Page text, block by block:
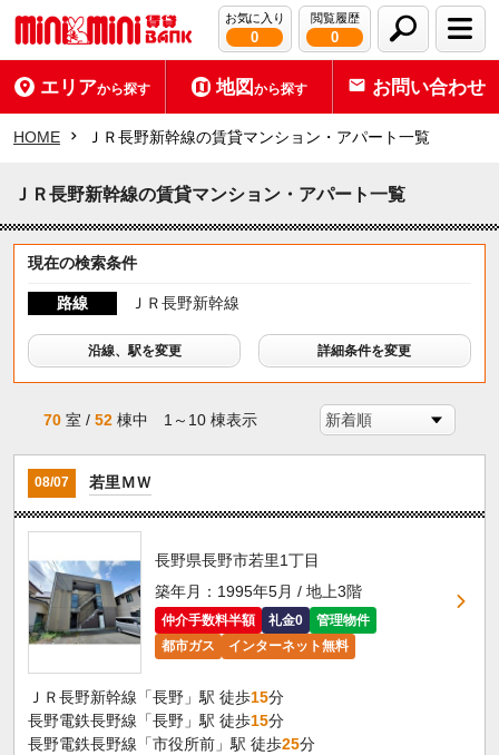
お気に入り
0
閲覧履歴
0
エリアから探す 地図から探す お問い合わせ
HOME ＪＲ長野新幹線の賃貸マンション・アパート一覧
ＪＲ長野新幹線の賃貸マンション・アパート一覧
現在の検索条件
路線 ＪＲ長野新幹線
沿線、駅を変更 詳細条件を変更
70 室 /52 棟中 1～10 棟表示
08/07 若里ＭＷ
長野県長野市若里1丁目
築年月：1995年5月 / 地上3階
仲介手数料半額 礼金0
管理物件
都市ガス
インターネット無料
ＪＲ長野新幹線「長野」駅 徒歩15分
長野電鉄長野線「長野」駅 徒歩15分
長野電鉄長野線「市役所前」駅 徒歩25分